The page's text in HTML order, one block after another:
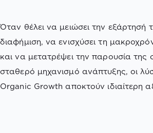
Όταν θέλει να μειώσει την εξάρτησή
διαφήμιση, να ενισχύσει τη
και να μετατρέψει την παρουσία της
σταθερό μηχανισμό ανάπτυξης, οι
Organic Growth αποκτούν ιδιαίτερη